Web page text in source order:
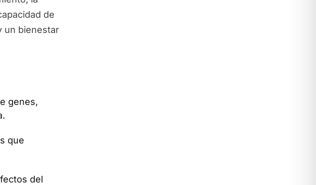
de
un bienestar
genes,
que
del